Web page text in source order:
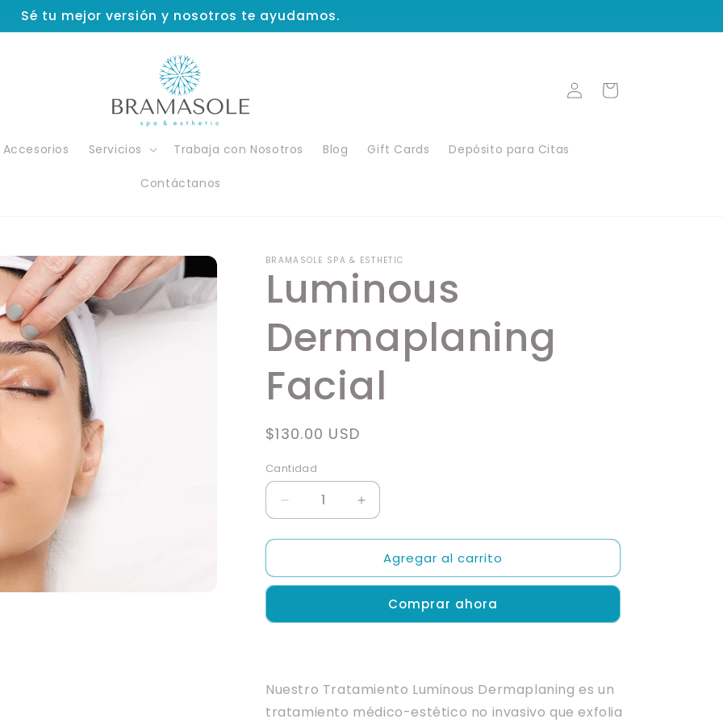
Sé tu mejor versión y nosotros te ayudamos.
Accesorios Servicios Trabaja con Nosotros Blog Gift Cards Depósito para Citas
Contáctanos
Iniciar
sesión
Carrito
BRAMASOLE SPA & ESTHETIC
Luminous
Dermaplaning
Facial
Precio
$130.00 USD
Cantidad
Cantidad
Reducir
cantidad
para
Dermaplaning
Aumentar
cantidad
para
Luminous
Dermaplaning
Agregar al carrito
Comprar ahora
Nuestro Tratamiento Luminous Dermaplaning es un
tratamiento médico-estético no invasivo que exfolia